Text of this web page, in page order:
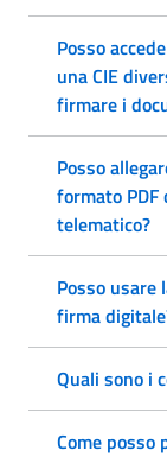
Posso
una CIE
firmare i
Posso
formato
telematico?
Posso usare
firma
Quali sono i
Come posso